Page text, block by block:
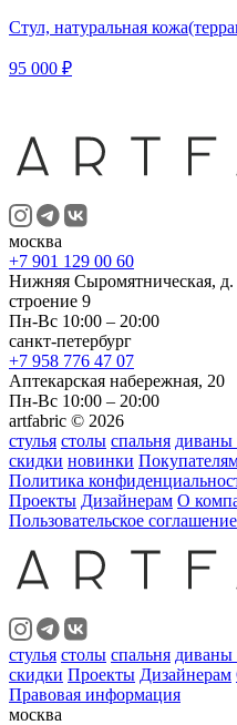
Стул, натуральная
95 000 ₽
москва
+7 901 129 00 60
Нижняя Сыромятническая, д.
строение 9
Пн-Вс 10:00 – 20:00
санкт-петербург
+7 958 776 47 07
Аптекарская набережная, 20
Пн-Вс 10:00 – 20:00
artfabric © 2026
стулья столы спальня диваны
скидки новинки
Политика
Проекты Дизайнерам О
Пользовательское соглашение
стулья столы спальня диваны
скидки Проекты Дизайнерам
Правовая информация
москва